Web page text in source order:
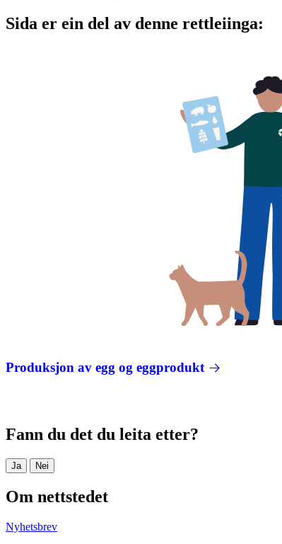
Sida er ein del av denne rettleiinga:
Produksjon av egg og eggprodukt
Fann du det du leita etter?
Ja Nei
Om nettstedet
Nyhetsbrev